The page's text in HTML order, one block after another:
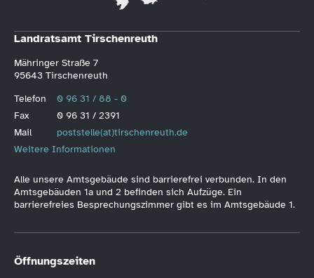
Landratsamt Tirschenreuth
Mähringer Straße 7
95643 Tirschenreuth
Telefon
0 96 31 / 88 - 0
Fax
0 96 31 / 2391
Mail
poststelle(at)tirschenreuth.de
Weitere Informationen
Alle unsere Amtsgebäude sind barrierefrei verbunden. In den
Amtsgebäuden 1a und 2 befinden sich Aufzüge. Ein
barrierefreies Besprechungszimmer gibt es im Amtsgebäude 1.
Öffnungszeiten